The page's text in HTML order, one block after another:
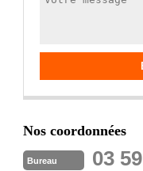
Nos coordonnées
Bureau 03